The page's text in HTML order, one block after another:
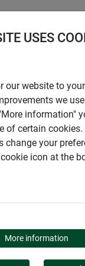
USES
our website to
we
information"
of certain cookies.
change your
icon at the
More information